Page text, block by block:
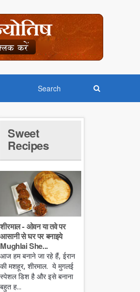
Sweet
Recipes
शीरमाल - ओवन या तवे पर
आसानी से घर पर बनाइये
Mughlai She...
आज हम बनाने जा रहे हैं, ईरान
की मशहूर, शीरमाल. ये मुगलई
स्पेशल डिश है और इसे बनाना
बहुत ह...